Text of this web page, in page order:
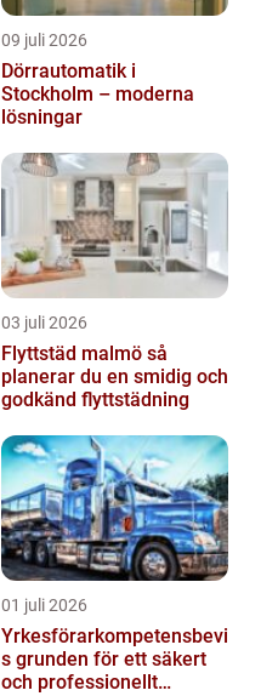
09 juli 2026
Dörrautomatik i
Stockholm – moderna
lösningar
03 juli 2026
Flyttstäd malmö så
planerar du en smidig och
godkänd flyttstädning
01 juli 2026
Yrkesförarkompetensbevi
s grunden för ett säkert
och professionellt